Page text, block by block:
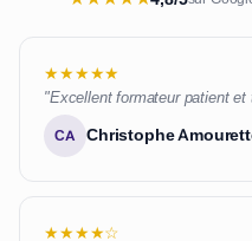
★★★★★
"Excellent formateur patient et
CA Christophe
★★★★☆